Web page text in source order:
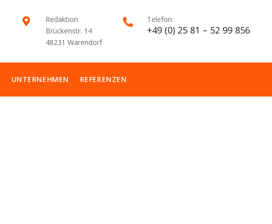

Redaktion:
Brückenstr. 14
48231 Warendorf
 Telefon:
+49 (0) 25 81 – 52 99 856
UNTERNEHMEN REFERENZEN